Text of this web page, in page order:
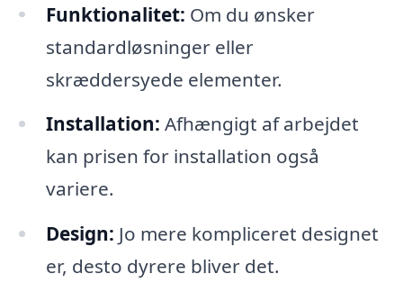
Funktionalitet: Om du ønsker
standardløsninger eller
skræddersyede elementer.
Installation: Afhængigt af arbejdet
kan prisen for installation også
variere.
Design: Jo mere kompliceret designet
er, desto dyrere bliver det.